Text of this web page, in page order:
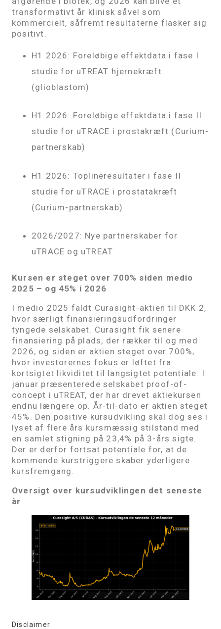
transformativt år klinisk såvel som
kommercielt, såfremt resultaterne flasker sig
positivt.
H1 2026: Foreløbige effektdata i fase I
studie for uTREAT hjernekræft
(glioblastom)
H1 2026: Foreløbige effektdata i fase II
studie for uTRACE i prostakræft (Curium-
partnerskab)
H1 2026: Toplineresultater i fase II
studie for uTRACE i prostatakræft
(Curium-partnerskab)
2026/2027: Nye partnerskaber for
uTRACE og uTREAT
Kursen er steget over 700% siden medio
2025 – og 45% i 2026
I medio 2025 faldt Curasight-aktien til DKK 2,
hvor særligt finansieringsudfordringer
tyngede selskabet. Curasight fik senere
finansiering på plads, der rækker til og med
2026, og siden er aktien steget over 700%,
hvor investorernes fokus er løftet fra
kortsigtet likviditet til langsigtet potentiale. I
januar præsenterede selskabet proof-of-
concept i uTREAT, der har drevet aktiekursen
endnu længere op. År-til-dato er aktien steget
45%. Den positive kursudvikling skal dog ses i
lyset af flere års kursmæssig stilstand med
en samlet stigning på 23,4% på 3-års sigte.
Der er derfor fortsat potentiale for, at de
kommende kurstriggere skaber yderligere
kursfremgang.
Oversigt over kursudviklingen det seneste
år
Disclaimer